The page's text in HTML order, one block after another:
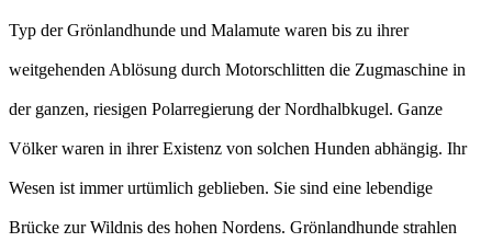
Typ der Grönlandhunde und Malamute waren bis zu ihrer
weitgehenden Ablösung durch Motorschlitten die Zugmaschine in
der ganzen, riesigen Polarregierung der Nordhalbkugel. Ganze
Völker waren in ihrer Existenz von solchen Hunden abhängig. Ihr
Wesen ist immer urtümlich geblieben. Sie sind eine lebendige
Brücke zur Wildnis des hohen Nordens. Grönlandhunde strahlen